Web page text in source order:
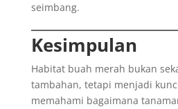
seimbang.
Kesimpulan
Habitat buah merah bukan
tambahan, tetapi menjadi
memahami bagaimana